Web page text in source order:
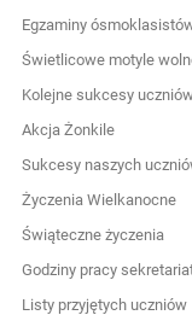
Egzaminy
Świetlicowe motyle
Kolejne sukcesy
Akcja Żonkile
Sukcesy naszych
Życzenia Wielkanocne
Świąteczne życzenia
Godziny pracy
Listy przyjętych uczniów